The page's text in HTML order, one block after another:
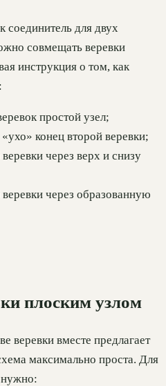
соединитель для двух
совмещать веревки
инструкция о том, как
простой узел;
конец второй веревки;
через верх и снизу
через образованную
плоским узлом
веревки вместе предлагает
максимально проста. Для
нужно: